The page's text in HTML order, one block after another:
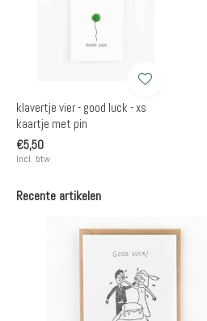
klavertje vier - good luck - xs
kaartje met pin
€5,50
Incl. btw
Recente artikelen